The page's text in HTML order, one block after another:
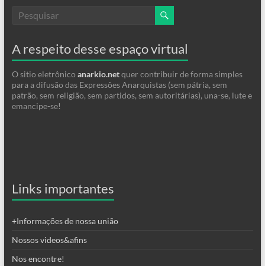
A respeito desse espaço virtual
O sitio eletrônico anarkio.netquer contribuir de forma simples
para a difusão das Expressões Anarquistas (sem pátria, sem
patrão, sem religião, sem partidos, sem autoritárias), una-se, lute e
emancipe-se!
Links importantes
+Informações de nossa união
Nossos videos&afins
Nos encontre!